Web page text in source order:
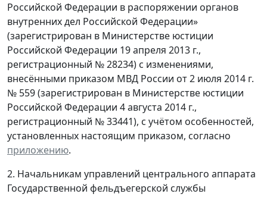
Российской Федерации в распоряжении органов
внутренних дел Российской Федерации»
(зарегистрирован в Министерстве юстиции
Российской Федерации 19 апреля 2013 г.,
регистрационный № 28234) с изменениями,
внесёнными приказом МВД России от 2 июля 2014 г.
№ 559 (зарегистрирован в Министерстве юстиции
Российской Федерации 4 августа 2014 г.,
регистрационный № 33441), с учётом особенностей,
установленных настоящим приказом, согласно
приложению.
2. Начальникам управлений центрального аппарата
Государственной фельдъегерской службы